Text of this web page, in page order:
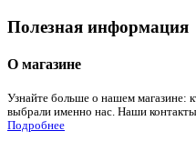
Полезная информация
О магазине
Узнайте больше о нашем
выбрали именно нас. Наши
Подробнее